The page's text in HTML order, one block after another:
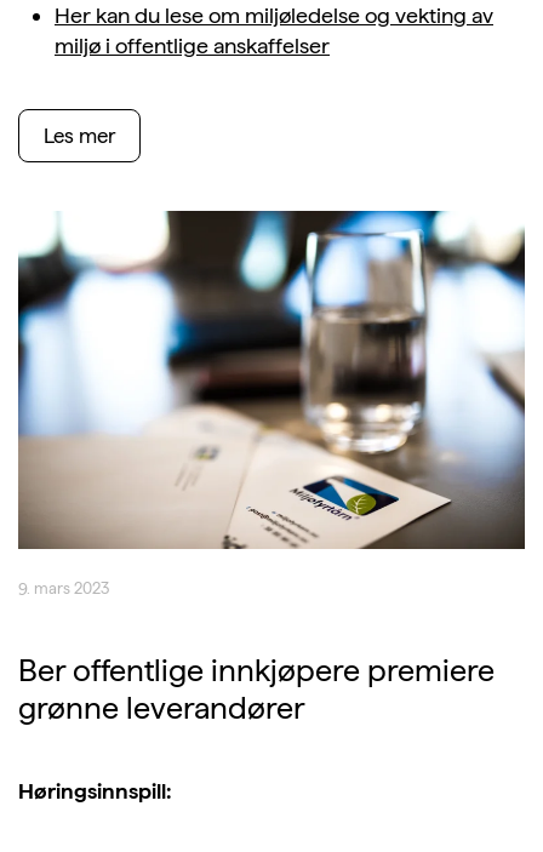
Her kan du lese om miljøledelse og vekting av
miljø i offentlige anskaffelser
Les mer
9. mars 2023
Ber offentlige innkjøpere premiere
grønne leverandører
Høringsinnspill: